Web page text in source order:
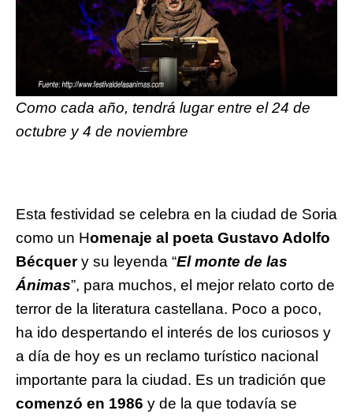
Como cada año, tendrá lugar entre el 24 de
octubre y 4 de noviembre
Esta festividad se celebra en la ciudad de Soria
como un Homenaje al poeta Gustavo Adolfo
Bécquery su leyenda “El monte de las
Ánimas”, para muchos, el mejor relato corto de
terror de la literatura castellana. Poco a poco,
ha ido despertando el interés de los curiosos y
a día de hoy es un reclamo turístico nacional
importante para la ciudad. Es un tradición que
comenzó en 1986 y de la que todavía se